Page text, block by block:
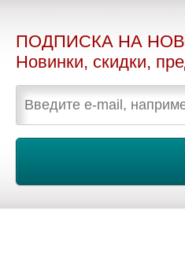
ПОДПИСКА НА
Новинки, скидки,